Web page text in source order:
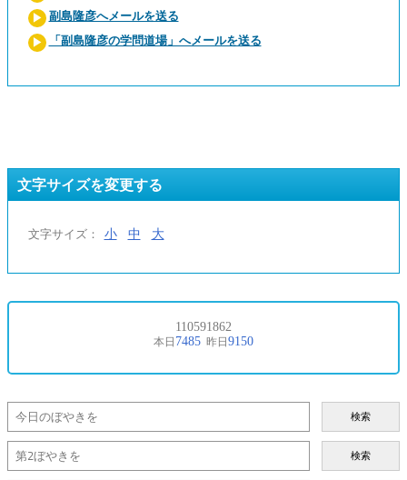
副島隆彦へメールを送る
「副島隆彦の学問道場」へメールを送る
文字サイズを変更する
文字サイズ： 小 中 大
検索
検索